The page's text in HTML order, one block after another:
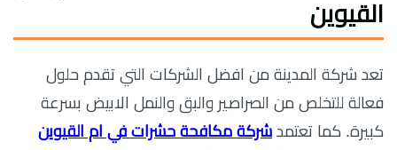
القيوين
تعد شركة المدينة من افضل الشركات التي تقدم حلول
فعالة للتخلص من الصراصير والبق والنمل الابيض بسرعة
كبيرة. كما تعتمد شركة مكافحة حشرات في ام القيوين